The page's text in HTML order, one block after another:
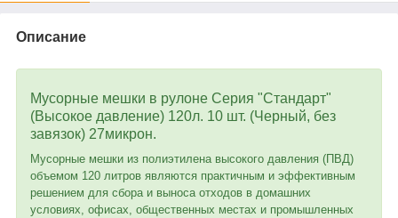
Описание
Мусорные мешки в рулоне Серия "Стандарт"
(Высокое давление) 120л. 10 шт. (Черный, без
завязок) 27микрон.
Мусорные мешки из полиэтилена высокого давления (ПВД)
объемом 120 литров являются практичным и эффективным
решением для сбора и выноса отходов в домашних
условиях, офисах, общественных местах и промышленных